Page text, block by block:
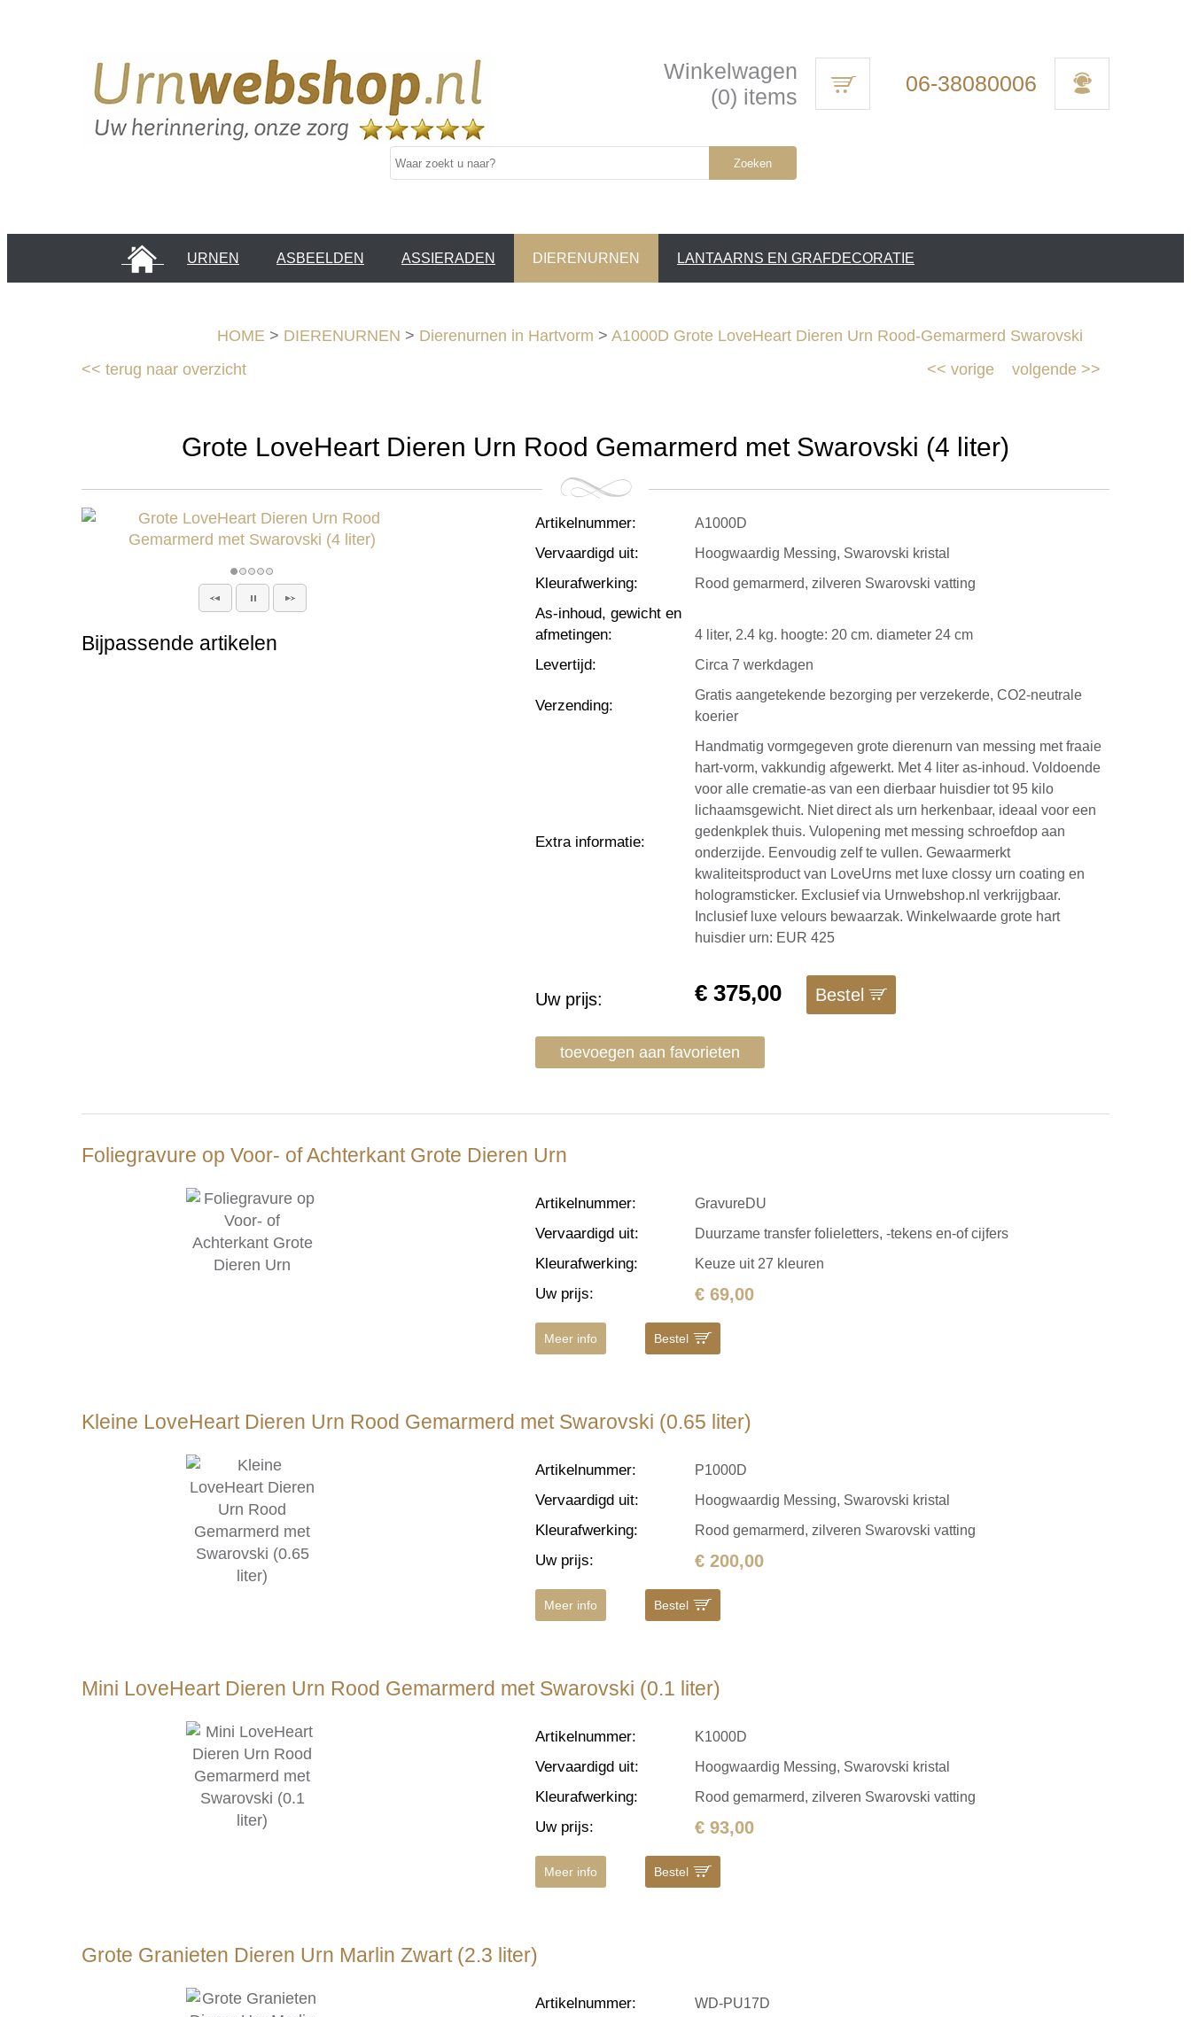
Winkelwagen
(0) items
06-38080006
Zoeken
HOME URNEN ASBEELDEN ASSIERADEN DIERENURNEN LANTAARNS EN GRAFDECORATIE
HOME > DIERENURNEN > Dierenurnen in Hartvorm > A1000D Grote LoveHeart Dieren Urn Rood-Gemarmerd Swarovski
<< terug naar overzicht volgende >>
<< vorige
Grote LoveHeart Dieren Urn Rood Gemarmerd met Swarovski (4 liter)
Artikelnummer: A1000D
Vervaardigd uit: Hoogwaardig Messing, Swarovski kristal
Kleurafwerking: Rood gemarmerd, zilveren Swarovski vatting
As-inhoud, gewicht en
afmetingen: 4 liter, 2.4 kg. hoogte: 20 cm. diameter 24 cm
Levertijd: Circa 7 werkdagen
Verzending:
Gratis aangetekende bezorging per verzekerde, CO2-neutrale
koerier
Extra informatie:
Handmatig vormgegeven grote dierenurn van messing met fraaie
hart-vorm, vakkundig afgewerkt. Met 4 liter as-inhoud. Voldoende
voor alle crematie-as van een dierbaar huisdier tot 95 kilo
lichaamsgewicht. Niet direct als urn herkenbaar, ideaal voor een
gedenkplek thuis. Vulopening met messing schroefdop aan
onderzijde. Eenvoudig zelf te vullen. Gewaarmerkt
kwaliteitsproduct van LoveUrns met luxe clossy urn coating en
hologramsticker. Exclusief via Urnwebshop.nl verkrijgbaar.
Inclusief luxe velours bewaarzak. Winkelwaarde grote hart
huisdier urn: EUR 425
Uw prijs: €375,00 Bestel
toevoegen aan favorieten
Bijpassende artikelen
Foliegravure op Voor- of Achterkant Grote Dieren Urn
Artikelnummer: GravureDU
Vervaardigd uit: Duurzame transfer folieletters, -tekens en-of cijfers
Kleurafwerking: Keuze uit 27 kleuren
Uw prijs: € 69,00
Meer info Bestel
Kleine LoveHeart Dieren Urn Rood Gemarmerd met Swarovski (0.65 liter)
Artikelnummer: P1000D
Vervaardigd uit: Hoogwaardig Messing, Swarovski kristal
Kleurafwerking: Rood gemarmerd, zilveren Swarovski vatting
Uw prijs: € 200,00
Meer info Bestel
Mini LoveHeart Dieren Urn Rood Gemarmerd met Swarovski (0.1 liter)
Artikelnummer: K1000D
Vervaardigd uit: Hoogwaardig Messing, Swarovski kristal
Kleurafwerking: Rood gemarmerd, zilveren Swarovski vatting
Uw prijs: € 93,00
Meer info Bestel
Grote Granieten Dieren Urn Marlin Zwart (2.3 liter)
Artikelnummer: WD-PU17D